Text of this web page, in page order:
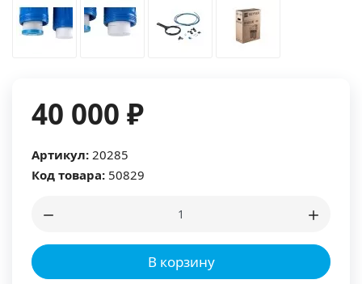
40 000 ₽
Артикул: 20285
Код товара: 50829
В корзину